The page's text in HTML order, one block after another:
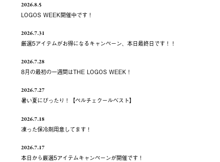
2026.8.5
LOGOS WEEK開催中です！
2026.7.31
厳選5アイテムがお得になるキャンペーン、本日最終日です！！
2026.7.28
8月の最初の一週間はTHE LOGOS WEEK！
2026.7.27
暑い夏にぴったり！【ペルチェクールベスト】
2026.7.18
凍った保冷剤用意してます！
2026.7.17
本日から厳選5アイテムキャンペーンが開催です！